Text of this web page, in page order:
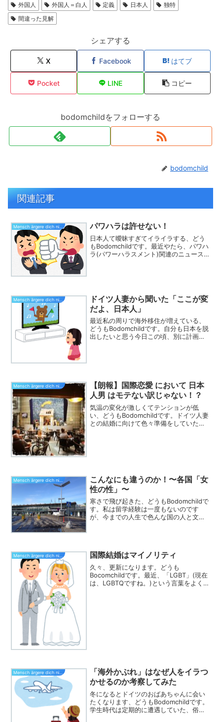
外国人
外国人＝白人 定義 日本人
独特
間違った見解
シェアする
X Facebook はてブ
Pocket LINE コピー
bodomchildをフォローする
bodomchild
関連記事
Mensch ärgere dich nicht パワハラは許せない！
日本人て曖昧すぎてイライラする、どう
もBodomchildです。最近やたら、パワハ
ラ(パワーハラスメント)関連のニュース
ドイツ人妻から聞いた「ここが変
だよ、日本人」
最近私の周りで海外移住が増えている、
どうもBodomchildです。自分も日本を脱
出したいと思う今日この頃、別に計画は
【朗報】国際恋愛 において 日本
人男 はモテない訳じゃない！？
気温の変化が激しくてテンションが低
い、どうもBodomchildです。ドイツ人妻
との結婚に向けて色々準備をしていた中
こんなにも違うのか！〜各国「女
性の性」〜
寒さで飛び起きた、どうもBodomchildで
す。私は留学経験は一度もないのです
が、今までの人生で色んな国の人と文化
Mensch ärgere dich nicht 国際結婚はマイノリティ
久々、更新になります。どうも
Bocomchildです。最近、「LGBT」(現在
は、LGBTQですね。)という言葉をよく耳
Mensch ärgere dich nicht
「海外かぶれ」はなぜ人をイラつ
かせるのか考察してみた
冬になるとドイツのおばあちゃんに会い
たくなります、どうもBodomchildです。
学生時代は定期的に遭遇していた、俗に